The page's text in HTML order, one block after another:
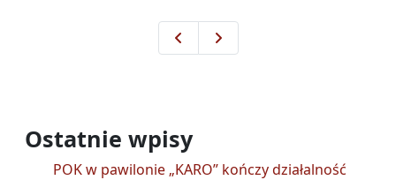
Zmiany w kursowaniu
Rozszerzamy obsługę
Ostatnie wpisy
POK w pawilonie „KARO” kończy działalność